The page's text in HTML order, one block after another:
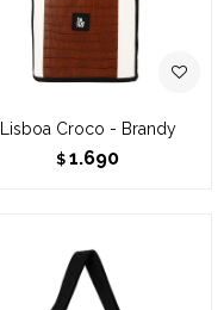
Lisboa Croco - Brandy
$ 1.690